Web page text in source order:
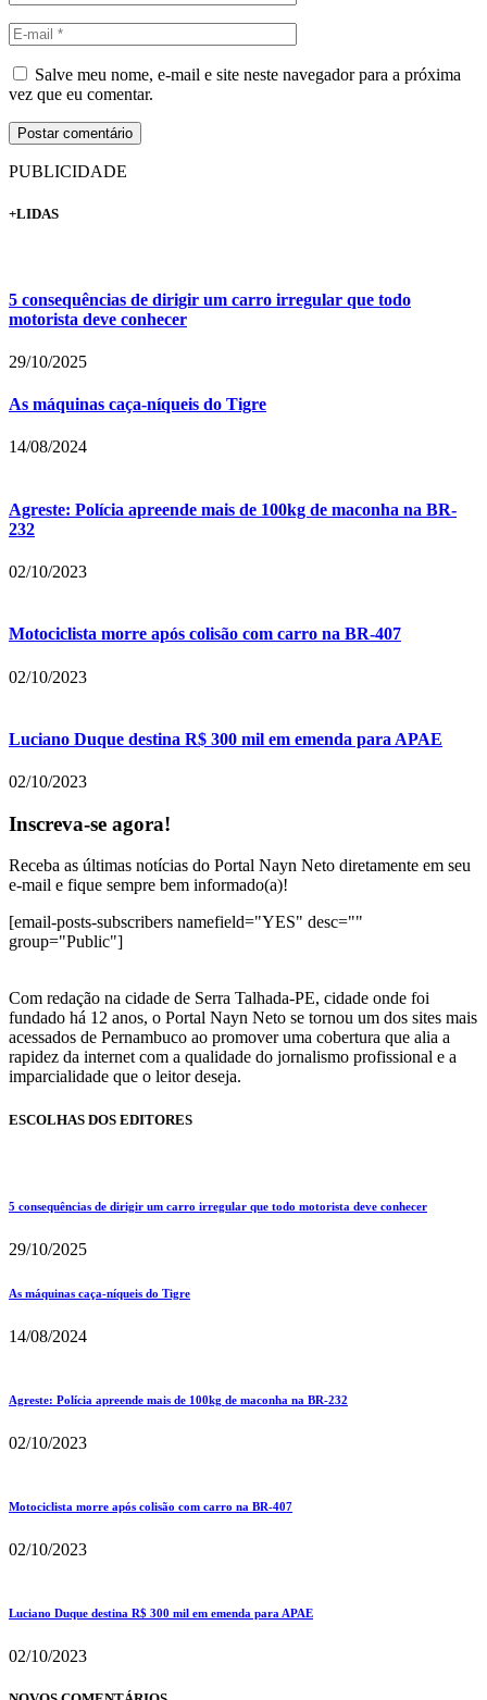
Salve meu nome, e-mail e site neste navegador para a próxima
vez que eu comentar.
PUBLICIDADE
+LIDAS
5 consequências de dirigir um carro irregular que todo
motorista deve conhecer
29/10/2025
As máquinas caça-níqueis do Tigre
14/08/2024
Agreste: Polícia apreende mais de 100kg de maconha na BR-
232
02/10/2023
Motociclista morre após colisão com carro na BR-407
02/10/2023
Luciano Duque destina R$ 300 mil em emenda para APAE
02/10/2023
Inscreva-se agora!
Receba as últimas notícias do Portal Nayn Neto diretamente em seu
e-mail e fique sempre bem informado(a)!
[email-posts-subscribers namefield="YES" desc=""
group="Public"]
Com redação na cidade de Serra Talhada-PE, cidade onde foi
fundado há 12 anos, o Portal Nayn Neto se tornou um dos sites mais
acessados de Pernambuco ao promover uma cobertura que alia a
rapidez da internet com a qualidade do jornalismo profissional e a
imparcialidade que o leitor deseja.
ESCOLHAS DOS EDITORES
5 consequências de dirigir um carro irregular que todo motorista deve conhecer
29/10/2025
As máquinas caça-níqueis do Tigre
14/08/2024
Agreste: Polícia apreende mais de 100kg de maconha na BR-232
02/10/2023
Motociclista morre após colisão com carro na BR-407
02/10/2023
Luciano Duque destina R$ 300 mil em emenda para APAE
02/10/2023